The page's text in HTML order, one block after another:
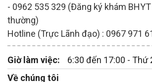
- 0962 535 329 (Đăng ký khám
thường)
Hotline (Trực Lãnh đạo) : 0967 971
Giờ làm việc:
6:30 đến 17:00 - Thứ
Về chúng tôi